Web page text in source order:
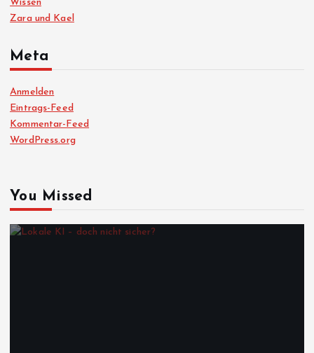
Wissen
Zara und Kael
Meta
Anmelden
Eintrags-Feed
Kommentar-Feed
WordPress.org
You Missed